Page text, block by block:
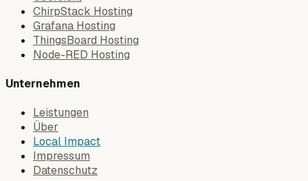
ChirpStack Hosting
Grafana Hosting
ThingsBoard Hosting
Node-RED Hosting
Unternehmen
Leistungen
Über
Local Impact
Impressum
Datenschutz